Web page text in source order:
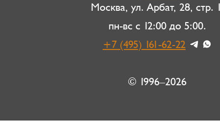
Москва, ул. Арбат, 28, стр.
пн-вс с 12:00 до 5:00.
+7 (495) 161-62-22
© 1996–2026